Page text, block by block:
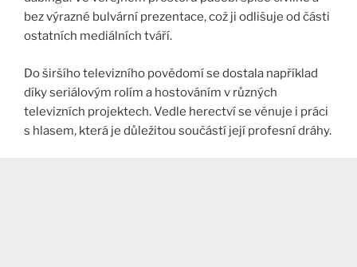
bez výrazné bulvární prezentace, což ji odlišuje od části
ostatních mediálních tváří.
Do širšího televizního povědomí se dostala například
díky seriálovým rolím a hostováním v různých
televizních projektech. Vedle herectví se věnuje i práci
s hlasem, která je důležitou součástí její profesní dráhy.